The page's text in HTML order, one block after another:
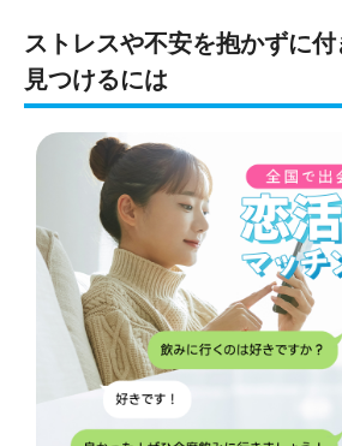
ストレスや不安を抱かずに
見つけるには